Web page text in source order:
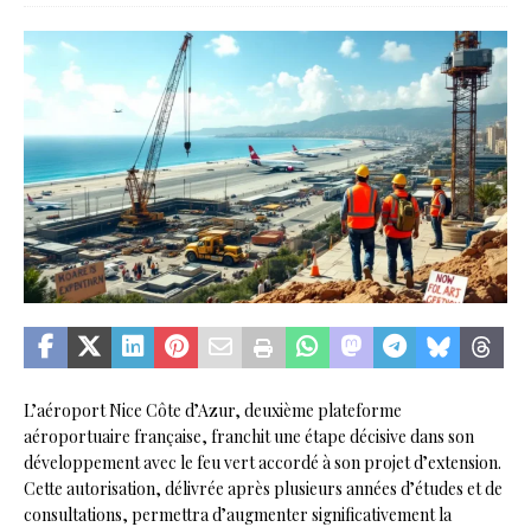
L’aéroport Nice Côte d’Azur, deuxième plateforme
aéroportuaire française, franchit une étape décisive dans son
développement avec le feu vert accordé à son projet d’extension.
Cette autorisation, délivrée après plusieurs années d’études et de
consultations, permettra d’augmenter significativement la